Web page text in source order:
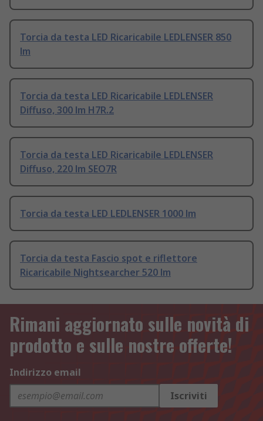
Torcia da testa LED Ricaricabile LEDLENSER 850
lm
Torcia da testa LED Ricaricabile LEDLENSER
Diffuso, 300 lm H7R.2
Torcia da testa LED Ricaricabile LEDLENSER
Diffuso, 220 lm SEO7R
Torcia da testa LED LEDLENSER 1000 lm
Torcia da testa Fascio spot e riflettore
Ricaricabile Nightsearcher 520 lm
Rimani aggiornato sulle novità di
prodotto e sulle nostre offerte!
Indirizzo email
Iscriviti